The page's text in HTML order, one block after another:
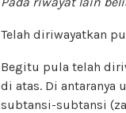
Telah diriwayatkan
Begitu pula telah
di atas. Di antaranya
subtansi-subtansi